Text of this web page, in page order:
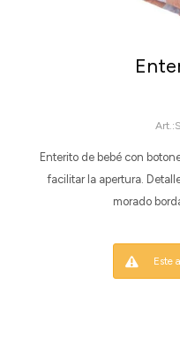
Enterito de bebé con
facilitar la apertura.
morado
Este